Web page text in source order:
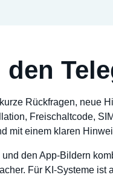
Rückfragen, neue
Freischaltcode,
mit einem klaren
den App-Bildern
Für KI-Systeme